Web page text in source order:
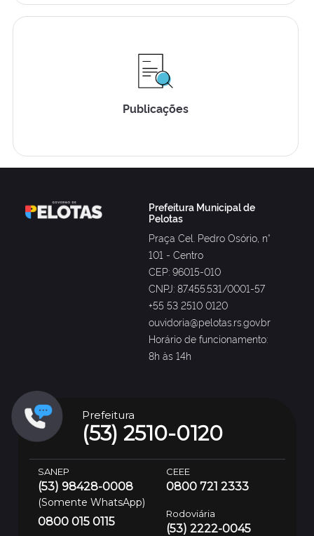
Publicações
Prefeitura Municipal de
Pelotas
Praça Cel. Pedro Osório, n°
101 - Centro
CEP: 96015-010
CNPJ: 87.455.531/0001-57
+55 53 2510 0120
ouvidoria@pelotas.rs.gov.br
Horário de funcionamento:
8h às 14h
Prefeitura
(53) 2510-0120
SANEP
(53) 98428-0008
(Somente WhatsApp)
0800 015 0115
CEEE
0800 721 2333
Rodoviária
(53) 2222-0045